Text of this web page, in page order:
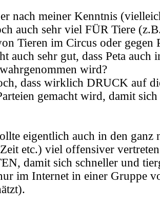
nach meiner Kenntnis
auch sehr viel FÜR Tiere
Tieren im Circus oder gegen
auch sehr gut, dass Peta auch
wird?
dass wirklich DRUCK auf
gemacht wird, damit
eigentlich auch in den ganz
etc.) viel offensiver
damit sich schneller und
im Internet in einer Gruppe